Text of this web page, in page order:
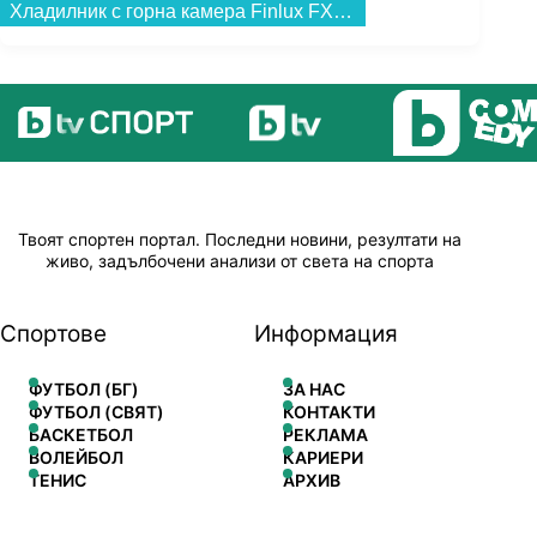
Хладилник с горна камера Finlux FXRA 28370 BKE , 243 l, E , Статична , Черен...
Твоят спортен портал. Последни новини, резултати на
живо, задълбочени анализи от света на спорта
Спортове
ФУТБОЛ (БГ)
ФУТБОЛ (СВЯТ)
БАСКЕТБОЛ
ВОЛЕЙБОЛ
ТЕНИС
Информация
ЗА НАС
КОНТАКТИ
РЕКЛАМА
КАРИЕРИ
АРХИВ